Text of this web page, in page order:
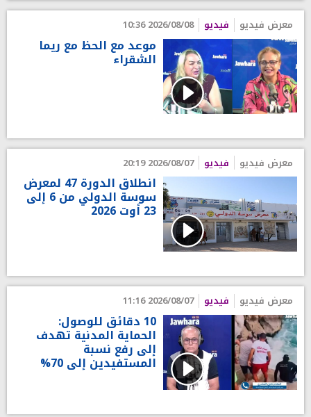
معرض فيديو فيديو 2026/08/08 10:36
موعد مع الحظ مع ريما
الشقراء
معرض فيديو فيديو 2026/08/07 20:19
انطلاق الدورة 47 لمعرض
سوسة الدولي من 6 إلى
23 أوت 2026
معرض فيديو فيديو 2026/08/07 11:16
10 دقائق للوصول:
الحماية المدنية تهدف
إلى رفع نسبة
المستفيدين إلى 70%